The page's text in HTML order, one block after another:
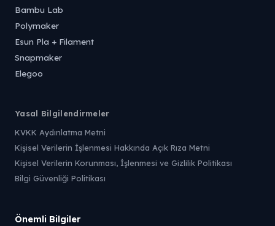
Bambu Lab
Polymaker
Esun Pla + Filament
Snapmaker
Elegoo
Yasal Bilgilendirmeler
KVKK Aydınlatma Metni
Kişisel Verilerin İşlenmesi Hakkında Açık Rıza Metni
Kişisel Verilerin Korunması, İşlenmesi ve Gizlilik Politikası
Bilgi Güvenliği Politikası
Önemli Bilgiler